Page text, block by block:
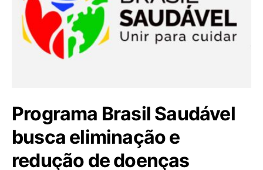
Programa Brasil Saudável
busca eliminação e
redução de doenças